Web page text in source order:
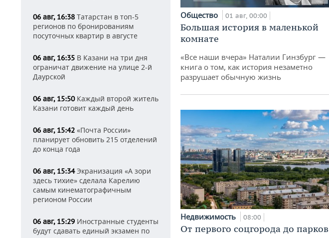
06 авг, 16:38 Татарстан в топ-5
регионов по бронированиям
посуточных квартир в августе
06 авг, 16:35 В Казани на три дня
ограничат движение на улице 2-й
Даурской
06 авг, 15:50Каждый второй житель
Казани готовит каждый день
06 авг, 15:42 «Почта России»
планирует обновить 215 отделений
до конца года
06 авг, 15:34Экранизация «А зори
здесь тихие» сделала Карелию
самым кинематографичным
регионом России
06 авг, 15:29 Иностранные студенты
будут сдавать единый экзамен по
Общество 01 авг, 00:00
Большая история в маленькой
комнате
«Все наши вчера» Наталии Гинзбург —
книга о том, как история незаметно
разрушает обычную жизнь
Недвижимость 08:00
От первого соцгорода до парков